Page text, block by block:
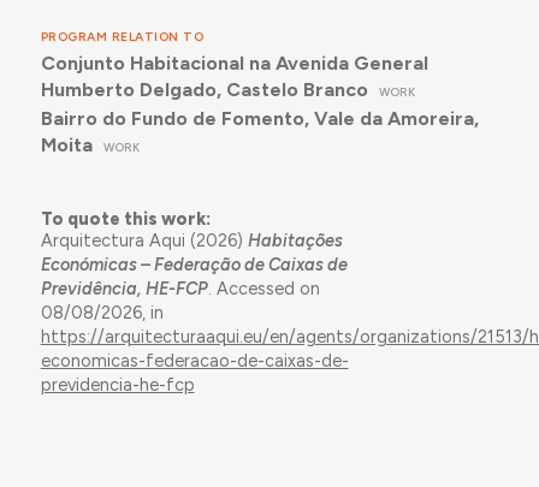
PROGRAM RELATION TO
Conjunto Habitacional na Avenida General
Humberto Delgado, Castelo Branco
WORK
Bairro do Fundo de Fomento, Vale da Amoreira,
Moita
WORK
To quote this work:
Arquitectura Aqui (2026) Habitações
Económicas – Federação de Caixas de
Previdência, HE-FCP. Accessed on
08/08/2026, in
https://arquitecturaaqui.eu/en/agents/organizations/21513/
economicas-federacao-de-caixas-de-
previdencia-he-fcp